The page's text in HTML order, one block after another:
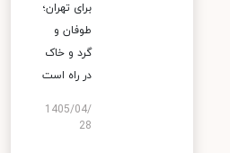
برای تهران؛
طوفان و
گرد و خاک
در راه است
1405/04/
28